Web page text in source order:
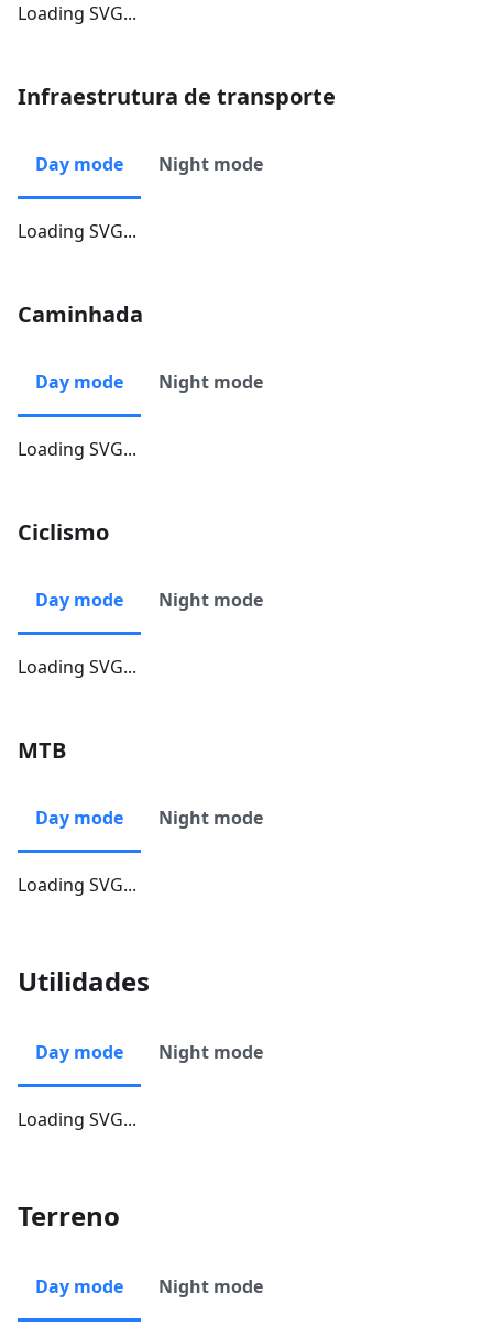
Loading SVG...
Infraestrutura de transporte
Day mode Night mode
Loading SVG...
Caminhada
Day mode Night mode
Loading SVG...
Ciclismo
Day mode Night mode
Loading SVG...
MTB
Day mode Night mode
Loading SVG...
Utilidades
Day mode Night mode
Loading SVG...
Terreno
Day mode Night mode